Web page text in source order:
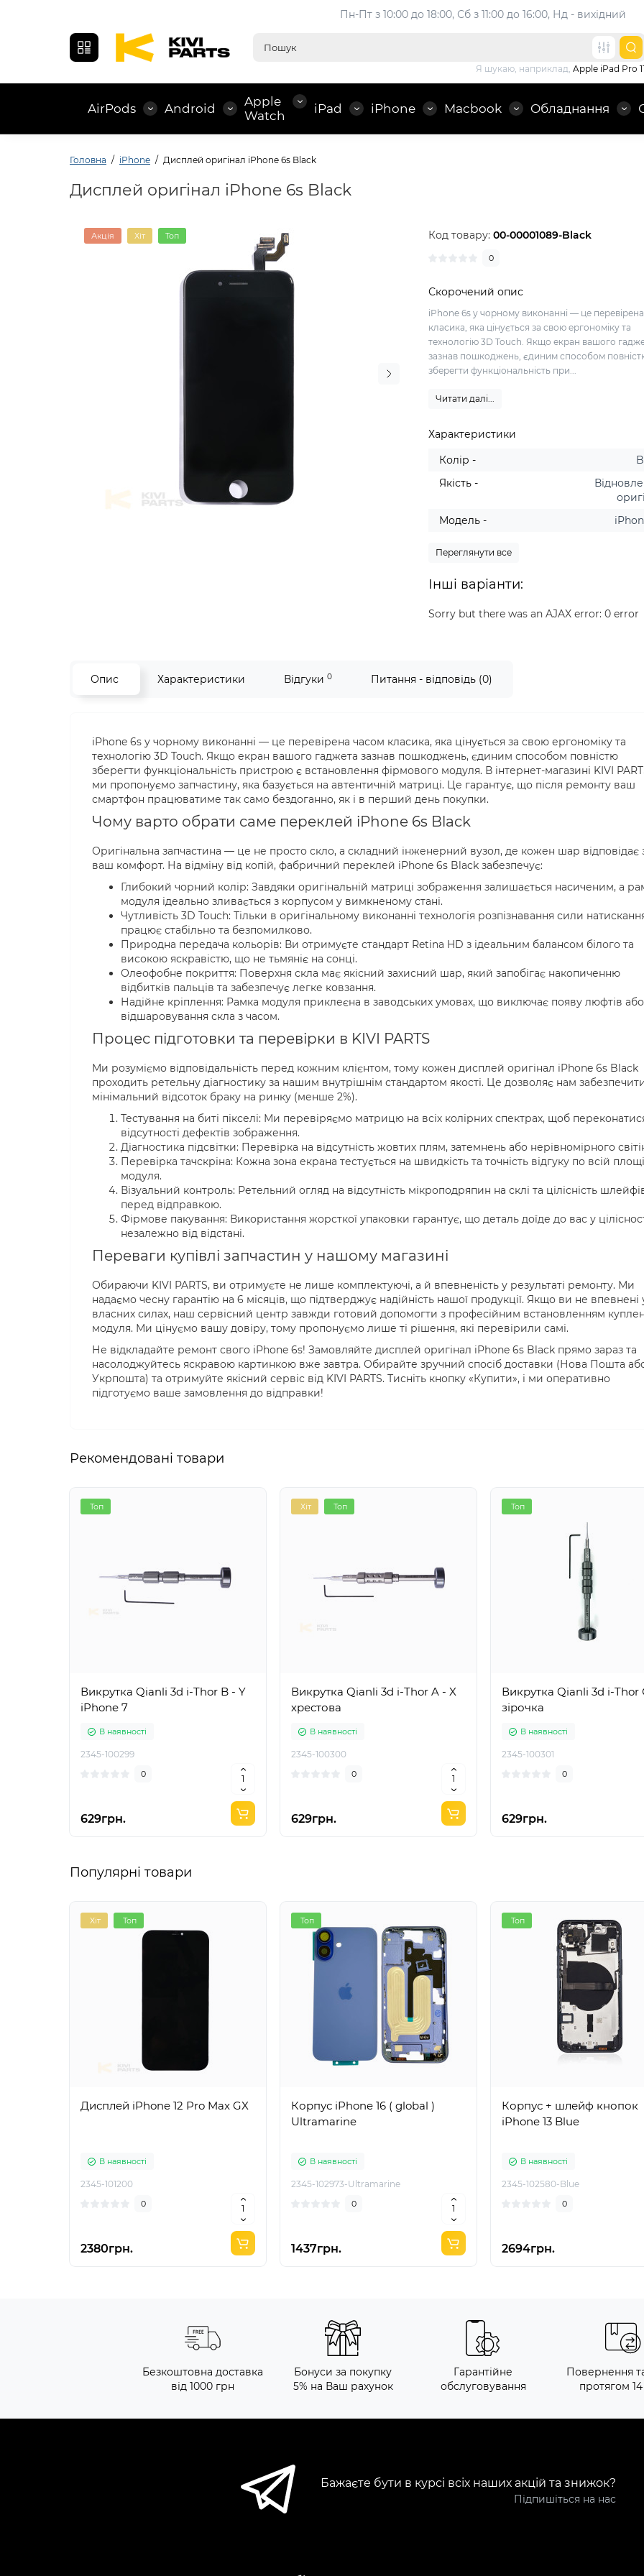
Пн-Пт з 10:00 до 18:00, Сб з 11:00 до 16:00, Нд - вихідний
Я шукаю, наприклад, Apple iPad Pro 11
AirPods Android
Apple
Watch
iPad iPhone Macbook Обладнання
Головна iPhone Дисплей оригінал iPhone 6s Black
Дисплей оригінал iPhone 6s Black
Акція Хіт Топ Код товару:00-00001089-Black
0
Скорочений опис
iPhone 6s у чорному виконанні — це
класика, яка цінується за свою ергономіку та
технологію 3D Touch. Якщо екран вашого
зазнав пошкоджень, єдиним способом
зберегти функціональність при...
Читати далі...
Характеристики
Колір -
Якість -
Модель -
Переглянути все
Інші варіанти:
Sorry but there was an AJAX error: 0 error
Опис Характеристики Відгуки 0 Питання - відповідь (0)
iPhone 6s у чорному виконанні — це перевірена часом класика, яка цінується за свою ергономіку та
технологію 3D Touch. Якщо екран вашого гаджета зазнав пошкоджень, єдиним способом повністю
зберегти функціональність пристрою є встановлення фірмового модуля. В інтернет-магазині KIVI
ми пропонуємо запчастину, яка базується на автентичній матриці. Це гарантує, що після ремонту ваш
смартфон працюватиме так само бездоганно, як і в перший день покупки.
Чому варто обрати саме переклей iPhone 6s Black
Оригінальна запчастина — це не просто скло, а складний інженерний вузол, де кожен шар відповідає
ваш комфорт. На відміну від копій, фабричний переклей iPhone 6s Black забезпечує:
Глибокий чорний колір: Завдяки оригінальній матриці зображення залишається насиченим, а
модуля ідеально зливається з корпусом у вимкненому стані.
Чутливість 3D Touch: Тільки в оригінальному виконанні технологія розпізнавання сили
працює стабільно та безпомилково.
Природна передача кольорів: Ви отримуєте стандарт Retina HD з ідеальним балансом білого та
високою яскравістю, що не тьмяніє на сонці.
Олеофобне покриття: Поверхня скла має якісний захисний шар, який запобігає накопиченню
відбитків пальців та забезпечує легке ковзання.
Надійне кріплення: Рамка модуля приклеєна в заводських умовах, що виключає появу люфтів або
відшаровування скла з часом.
Процес підготовки та перевірки в KIVI PARTS
Ми розуміємо відповідальність перед кожним клієнтом, тому кожен дисплей оригінал iPhone 6s Black
проходить ретельну діагностику за нашим внутрішнім стандартом якості. Це дозволяє нам
мінімальний відсоток браку на ринку (менше 2%).
Тестування на биті пікселі: Ми перевіряємо матрицю на всіх колірних спектрах, щоб
відсутності дефектів зображення.
Діагностика підсвітки: Перевірка на відсутність жовтих плям, затемнень або нерівномірного
Перевірка тачскріна: Кожна зона екрана тестується на швидкість та точність відгуку по всій площі
модуля.
Візуальний контроль: Ретельний огляд на відсутність мікроподряпин на склі та цілісність
перед відправкою.
Фірмове пакування: Використання жорсткої упаковки гарантує, що деталь доїде до вас у
незалежно від відстані.
Переваги купівлі запчастин у нашому магазині
Обираючи KIVI PARTS, ви отримуєте не лише комплектуючі, а й впевненість у результаті ремонту. Ми
надаємо чесну гарантію на 6 місяців, що підтверджує надійність нашої продукції. Якщо ви не впевнені
власних силах, наш сервісний центр завжди готовий допомогти з професійним встановленням
модуля. Ми цінуємо вашу довіру, тому пропонуємо лише ті рішення, які перевірили самі.
Не відкладайте ремонт свого iPhone 6s! Замовляйте дисплей оригінал iPhone 6s Black прямо зараз та
насолоджуйтесь яскравою картинкою вже завтра. Обирайте зручний спосіб доставки (Нова Пошта
Укрпошта) та отримуйте якісний сервіс від KIVI PARTS. Тисніть кнопку «Купити», і ми оперативно
підготуємо ваше замовлення до відправки!
Рекомендовані товари
Топ
Викрутка Qianli 3d i-Thor B - Y
iPhone 7
В наявності
2345-100299
0
629грн.
Хіт Топ
Викрутка Qianli 3d i-Thor A - X
хрестова
В наявності
2345-100300
0
629грн.
Топ
Викрутка Qianli 3d i-Thor
зірочка
В наявності
2345-100301
0
629грн.
Популярні товари
Хіт Топ
Дисплей iPhone 12 Pro Max GX
В наявності
2345-101200
0
2380грн.
Топ
Корпус iPhone 16 ( global )
Ultramarine
В наявності
2345-102973-Ultramarine
0
1437грн.
Топ
Корпус + шлейф кнопок
iPhone 13 Blue
В наявності
2345-102580-Blue
0
2694грн.
Безкоштовна доставка
від 1000 грн
Бонуси за покупку
5% на Ваш рахунок
Гарантійне
обслуговування
Повернення
протягом 14
Бажаєте бути в курсі всіх наших акцій та знижок?
Підпишіться на нас